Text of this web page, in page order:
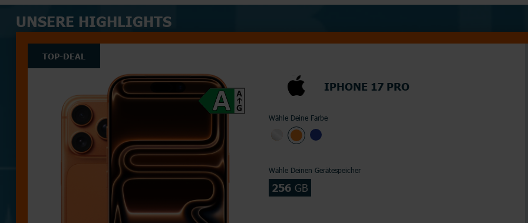
UNSERE HIGHLIGHTS
TOP-DEAL
IPHONE 17 PRO
Wähle Deine Farbe
Wähle Deinen Gerätespeicher
256 GB